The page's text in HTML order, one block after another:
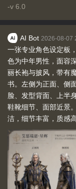
-v 6.0
AI Bot 2026-08-07
一张专业角色设定板
色为中年男性，面容
丽长袍与披风，带有
书。左侧为正面、侧
脸、发型背面、上半
鞋靴细节、面部近景
洁，细节丰富，质感